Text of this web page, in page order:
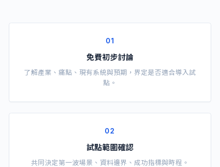
01
免費初步討論
了解產業、痛點、現有系統與預期，界定是否適合導入試
點。
02
試點範圍確認
共同決定第一波場景、資料邊界、成功指標與時程。